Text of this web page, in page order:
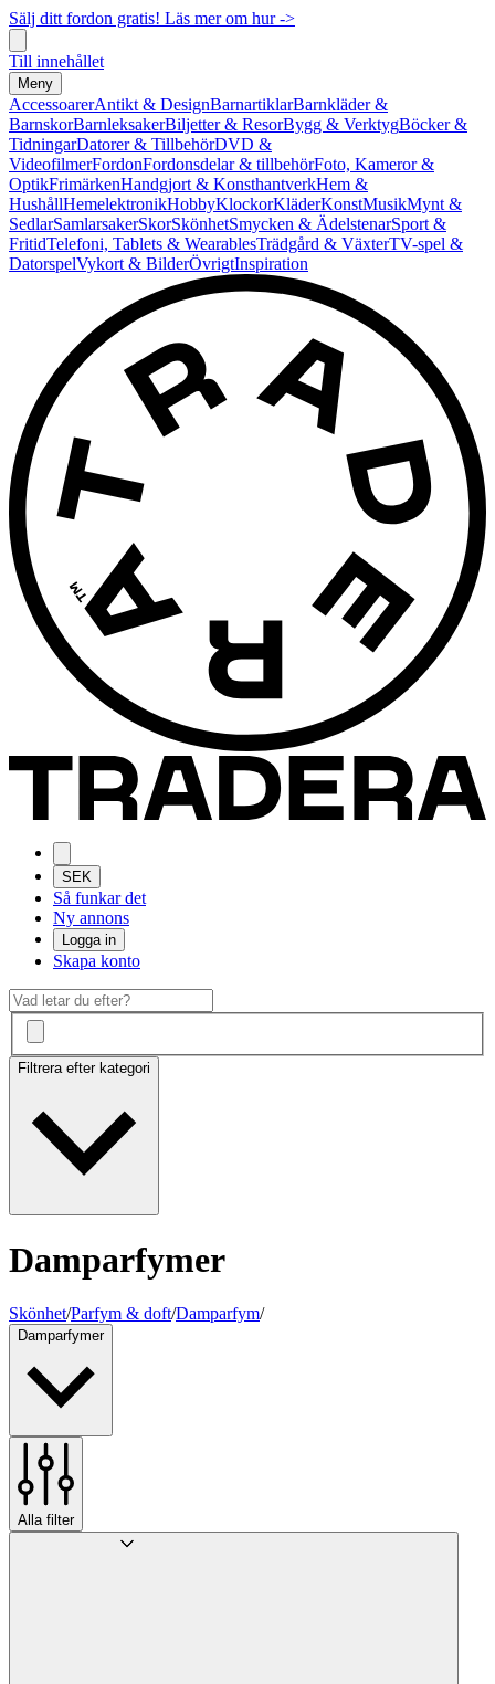
Sälj ditt fordon gratis! Läs mer om hur ->
Till innehållet
Meny
AccessoarerAntikt & DesignBarnartiklarBarnkläder &
BarnskorBarnleksakerBiljetter & ResorBygg & VerktygBöcker &
TidningarDatorer & TillbehörDVD &
VideofilmerFordonFordonsdelar & tillbehörFoto, Kameror &
OptikFrimärkenHandgjort & KonsthantverkHem &
HushållHemelektronikHobbyKlockorKläderKonstMusikMynt &
SedlarSamlarsakerSkorSkönhetSmycken & ÄdelstenarSport &
FritidTelefoni, Tablets & WearablesTrädgård & VäxterTV-spel &
DatorspelVykort & BilderÖvrigtInspiration
SEK
Så funkar det
Ny annons
Logga in
Skapa konto
Filtrera efter kategori
Damparfymer
Skönhet/Parfym & doft/Damparfym/
Damparfymer
Alla filter